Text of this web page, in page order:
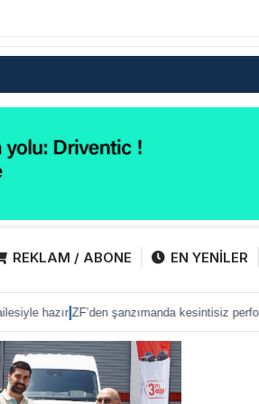
REKLAM / ABONE EN YENİLER
şanzımanda kesintisiz performans|